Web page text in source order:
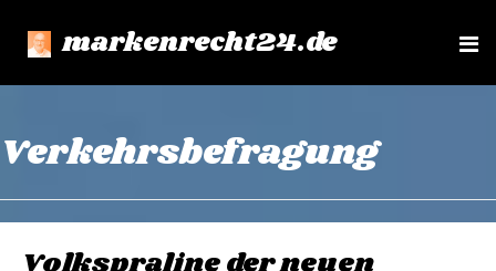
markenrecht24.de
e
Verkehrsbefragung